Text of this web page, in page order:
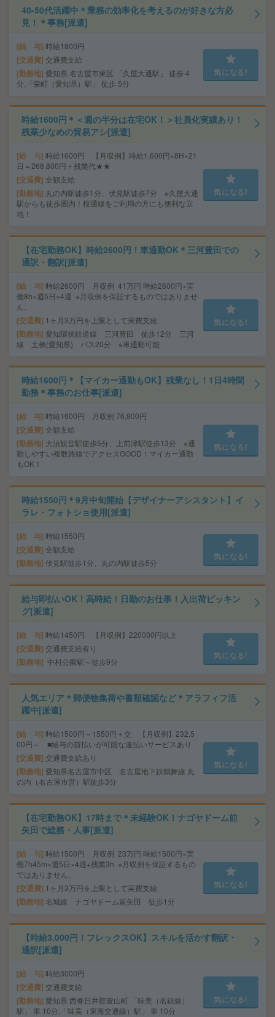
40-50代活躍中＊業務の効率化を考えるのが好きな方必
見！＊事務[派遣]
給 与 時給1800円
交通費 交通費支給
勤務地 愛知県 名古屋市東区 「久屋大通駅」 徒歩 4
分,「栄町（愛知県）駅」 徒歩 5分
気になる!
時給1600円＊＜週の半分は在宅OK！＞社員化実績あり！
残業少なめの貿易アシ[派遣]
給 与 時給1600円 【月収例】時給1,600円×8H×21
日＝268,800円＋残業代★★
交通費 全額支給
勤務地 丸の内駅徒歩1分、伏見駅徒歩7分 ※久屋大通
駅からも徒歩圏内！桜通線をご利用の方にも便利な立
地！
気になる!
【在宅勤務OK】時給2600円！車通勤OK＊三河豊田での
通訳・翻訳[派遣]
給 与 時給2600円 月収例 41万円 時給2600円×実
働8h×週5日×4週 ※月収例を保証するものではありませ
ん。
交通費 1ヶ月3万円を上限として実費支給
勤務地 愛知環状鉄道線 三河豊田 徒歩12分 三河
線 土橋(愛知県) バス20分 ※車通勤可能
気になる!
時給1600円＊【マイカー通勤もOK】残業なし！1日4時間
勤務＊事務のお仕事[派遣]
給 与 時給1600円 月収例 76,800円
交通費 全額支給
勤務地 大須観音駅徒歩5分、上前津駅徒歩13分 ※通
勤しやすい複数路線でアクセスGOOD！マイカー通勤
もOK！
気になる!
時給1550円＊9月中旬開始【デザイナーアシスタント】イ
ラレ・フォトショ使用[派遣]
給 与 時給1550円
交通費 全額支給
勤務地 伏見駅徒歩1分、丸の内駅徒歩5分
気になる!
給与即払いOK！高時給！日勤のお仕事！入出荷ピッキン
グ[派遣]
給 与 時給1450円 【月収例】220000円以上
交通費 交通費支給有り
勤務地 中村公園駅～徒歩9分
気になる!
人気エリア＊郵便物集荷や書類確認など＊アラフィフ活
躍中[派遣]
給 与 時給1500円～1550円＋交 【月収例】232,5
00円～ ■給与の前払いが可能な速払いサービスあり
交通費 交通費支給あり
勤務地 愛知県名古屋市中区 名古屋地下鉄鶴舞線 丸
の内（名古屋市営）駅徒歩3分
気になる!
【在宅勤務OK】17時まで＊未経験OK！ナゴヤドーム前
矢田で総務・人事[派遣]
給 与 時給1500円 月収例 23万円 時給1500円×実
働7h45m×週5日×4週+残業3h ※月収例を保証するもの
ではありません。
交通費 1ヶ月3万円を上限として実費支給
勤務地 名城線 ナゴヤドーム前矢田 徒歩1分
気になる!
【時給3,000円！フレックスOK】スキルを活かす翻訳・
通訳[派遣]
給 与 時給3000円
交通費 交通費支給
勤務地 愛知県 西春日井郡豊山町 「味美（名鉄線）
駅」 車 10分,「味美（東海交通線）駅」 車 10分
気になる!